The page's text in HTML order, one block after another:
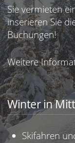
Sie vermieten
inserieren Sie
Buchungen!
Weitere
Winter in
Skifahren